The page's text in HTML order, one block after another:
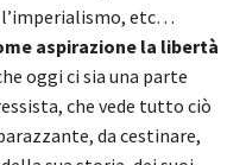
etc…
aspirazione la libertà
oggi ci sia una parte
che vede tutto ciò
da cestinare,